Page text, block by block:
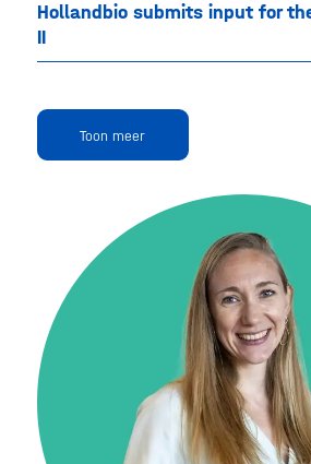
Hollandbio submits input for
II
Toon meer